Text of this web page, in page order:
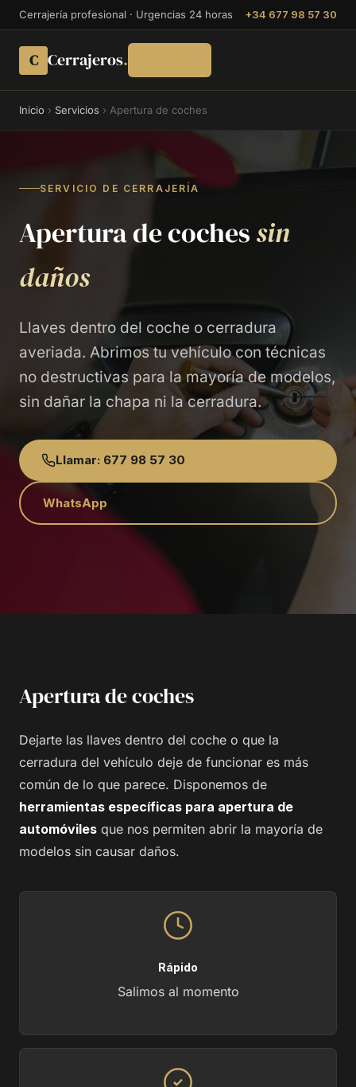
Cerrajería profesional · Urgencias 24 horas +34 677 98 57 30
C Cerrajeros.
Inicio › Servicios › Apertura de coches
SERVICIO DE CERRAJERÍA
Apertura de cochessin
daños
Llaves dentro del coche o cerradura
averiada. Abrimos tu vehículo con técnicas
no destructivas para la mayoría de modelos,
sin dañar la chapa ni la cerradura.
Llamar: 677 98 57 30
WhatsApp
Apertura de coches
Dejarte las llaves dentro del coche o que la
cerradura del vehículo deje de funcionar es más
común de lo que parece. Disponemos de
herramientas específicas para apertura de
automóviles que nos permiten abrir la mayoría de
modelos sin causar daños.
Rápido
Salimos al momento